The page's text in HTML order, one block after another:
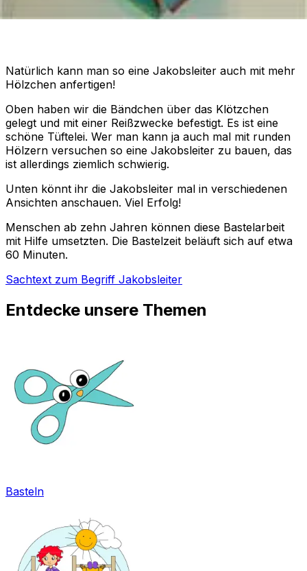
Natürlich kann man so eine Jakobsleiter auch mit mehr
Hölzchen anfertigen!
Oben haben wir die Bändchen über das Klötzchen
gelegt und mit einer Reißzwecke befestigt. Es ist eine
schöne Tüftelei. Wer man kann ja auch mal mit runden
Hölzern versuchen so eine Jakobsleiter zu bauen, das
ist allerdings ziemlich schwierig.
Unten könnt ihr die Jakobsleiter mal in verschiedenen
Ansichten anschauen. Viel Erfolg!
Menschen ab zehn Jahren können diese Bastelarbeit
mit Hilfe umsetzten. Die Bastelzeit beläuft sich auf etwa
60 Minuten.
Sachtext zum Begriff Jakobsleiter
Entdecke unsere Themen
Basteln